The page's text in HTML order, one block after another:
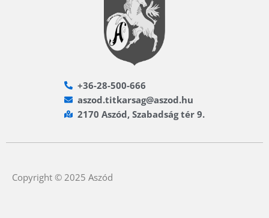
+36-28-500-666
aszod.titkarsag@aszod.hu
2170 Aszód, Szabadság tér 9.
Copyright © 2025 Aszód